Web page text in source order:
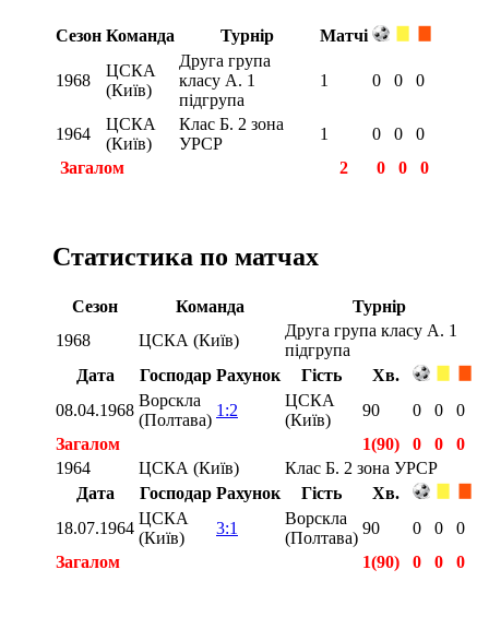
Сезон Команда Турнір Матчі
1968
ЦСКА
(Київ)
Друга група
класу А. 1
підгрупа
1 0 0 0
1964
ЦСКА
(Київ)
Клас Б. 2 зона
УРСР
1 0 0
0
Загалом
2 0 0 0
Статистика по матчах
Сезон Команда
Турнір
1968
ЦСКА (Київ)
Друга група класу А. 1
підгрупа
Дата
Господар Рахунок Гість
Хв.
08.04.1968
Ворскла
(Полтава)
1:2
ЦСКА
(Київ)
90 0 0
0
Загалом
1(90) 0 0
0
1964
ЦСКА (Київ)
Клас Б. 2 зона УРСР
Дата
Господар Рахунок Гість
Хв.
18.07.1964
ЦСКА
(Київ)
3:1
Ворскла
(Полтава)
90 0 0
0
Загалом
1(90) 0 0
0